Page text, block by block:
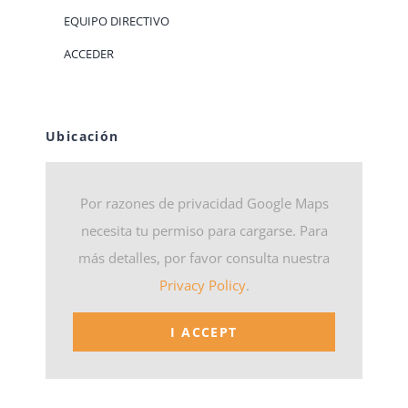
EQUIPO DIRECTIVO
ACCEDER
Ubicación
Por razones de privacidad Google Maps
necesita tu permiso para cargarse. Para
más detalles, por favor consulta nuestra
Privacy Policy.
I ACCEPT